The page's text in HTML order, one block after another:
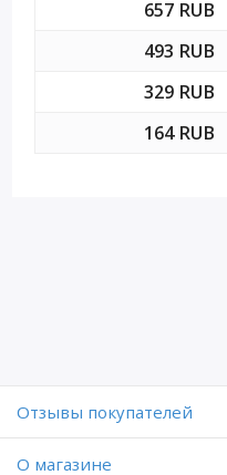
657 RUB
493 RUB
329 RUB
164 RUB
Отзывы покупателей
O магазине